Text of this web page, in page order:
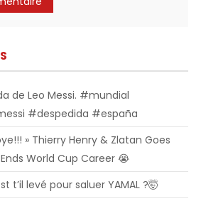
de Leo Messi. #mundial
#despedida #españa
» Thierry Henry & Zlatan Goes
World Cup Career 😭
t’il levé pour saluer YAMAL ?🤯